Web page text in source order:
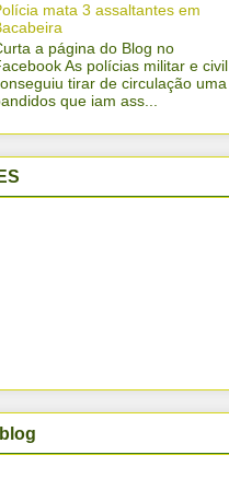
mata 3 assaltantes em
a página do Blog no
As polícias militar e civil
tirar de circulação uma
que iam ass...